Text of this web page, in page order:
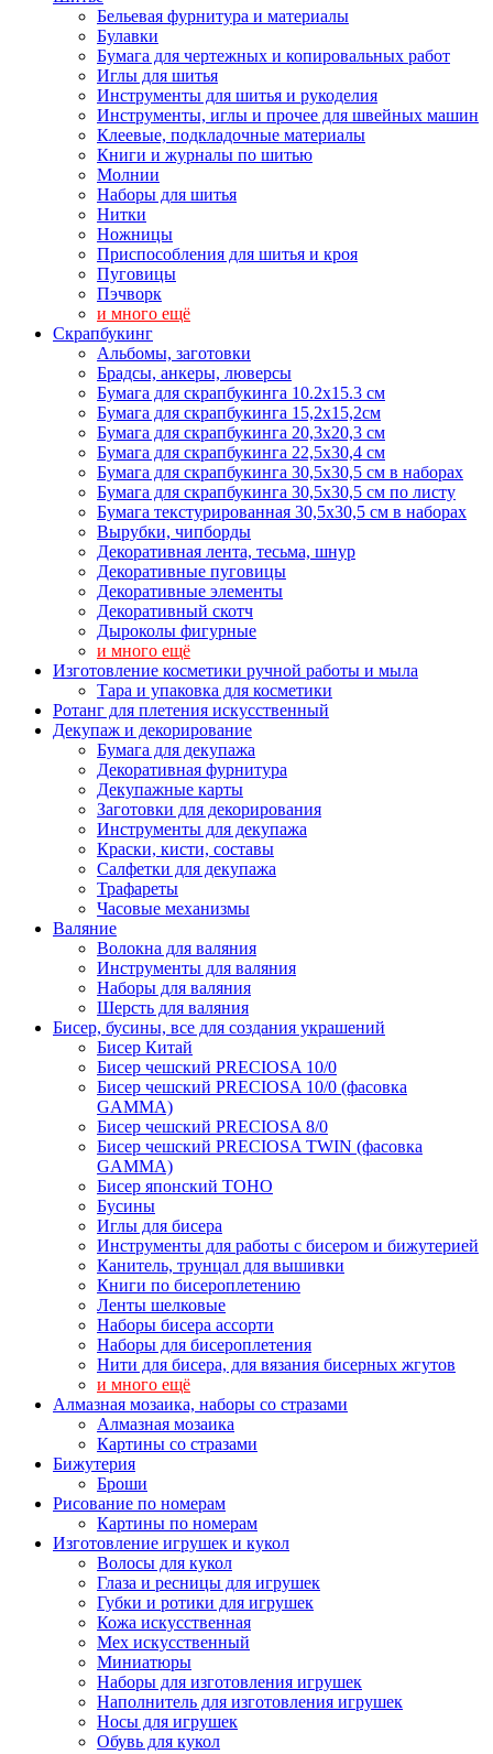
Бельевая фурнитура и материалы
Булавки
Бумага для чертежных и копировальных работ
Иглы для шитья
Инструменты для шитья и рукоделия
Инструменты, иглы и прочее для швейных машин
Клеевые, подкладочные материалы
Книги и журналы по шитью
Молнии
Наборы для шитья
Нитки
Ножницы
Приспособления для шитья и кроя
Пуговицы
Пэчворк
и много ещё
Скрапбукинг
Альбомы, заготовки
Брадсы, анкеры, люверсы
Бумага для скрапбукинга 10.2х15.3 см
Бумага для скрапбукинга 15,2х15,2см
Бумага для скрапбукинга 20,3х20,3 см
Бумага для скрапбукинга 22,5х30,4 см
Бумага для скрапбукинга 30,5х30,5 см в наборах
Бумага для скрапбукинга 30,5х30,5 см по листу
Бумага текстурированная 30,5х30,5 см в наборах
Вырубки, чипборды
Декоративная лента, тесьма, шнур
Декоративные пуговицы
Декоративные элементы
Декоративный скотч
Дыроколы фигурные
и много ещё
Изготовление косметики ручной работы и мыла
Тара и упаковка для косметики
Ротанг для плетения искусственный
Декупаж и декорирование
Бумага для декупажа
Декоративная фурнитура
Декупажные карты
Заготовки для декорирования
Инструменты для декупажа
Краски, кисти, составы
Салфетки для декупажа
Трафареты
Часовые механизмы
Валяние
Волокна для валяния
Инструменты для валяния
Наборы для валяния
Шерсть для валяния
Бисер, бусины, все для создания украшений
Бисер Китай
Бисер чешский PRECIOSA 10/0
Бисер чешский PRECIOSA 10/0 (фасовка
GAMMA)
Бисер чешский PRECIOSA 8/0
Бисер чешский PRECIOSA TWIN (фасовка
GAMMA)
Бисер японский TOHO
Бусины
Иглы для бисера
Инструменты для работы с бисером и бижутерией
Канитель, трунцал для вышивки
Книги по бисероплетению
Ленты шелковые
Наборы бисера ассорти
Наборы для бисероплетения
Нити для бисера, для вязания бисерных жгутов
и много ещё
Алмазная мозаика, наборы со стразами
Алмазная мозаика
Картины co стразами
Бижутерия
Броши
Рисование по номерам
Картины по номерам
Изготовление игрушек и кукол
Волосы для кукол
Глаза и ресницы для игрушек
Губки и ротики для игрушек
Кожа искусственная
Мех искусственный
Миниатюры
Наборы для изготовления игрушек
Наполнитель для изготовления игрушек
Носы для игрушек
Обувь для кукол